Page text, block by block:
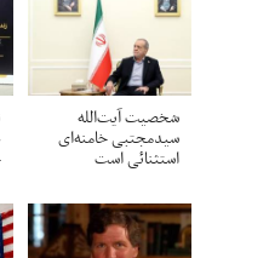
شخصیت آیت‌الله
سیدمجتبی خامنه‌ای
استثنائی است